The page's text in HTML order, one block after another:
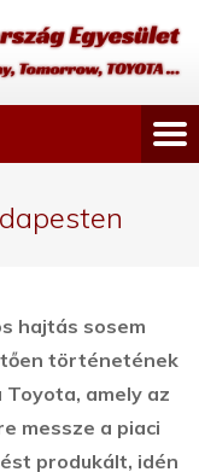
hajtás sosem
történetének
amely az
messze a piaci
produkált, idén